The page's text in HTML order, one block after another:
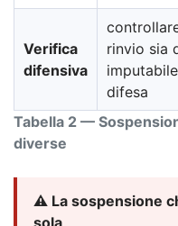
Tabella 2 —
diverse
Verifica
difensiva
rinvio sia
difesa
⚠️ La sospensione
sola